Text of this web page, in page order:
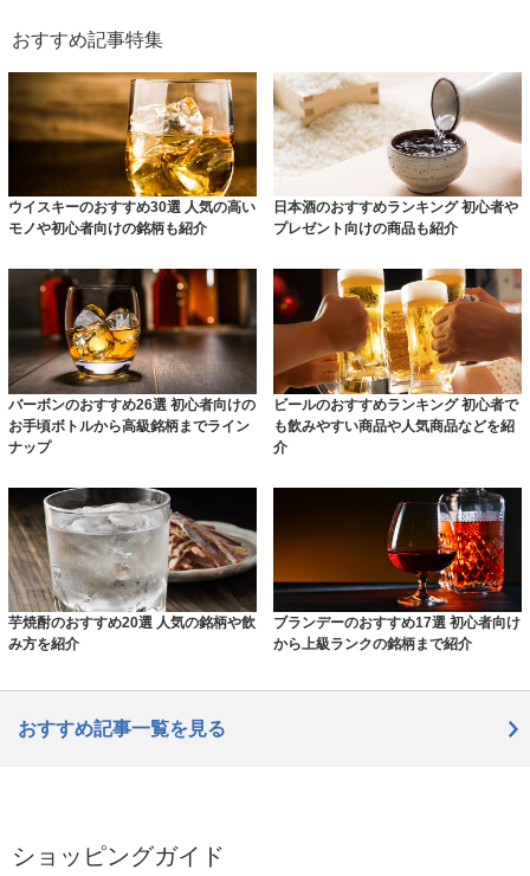
おすすめ記事特集
ウイスキーのおすすめ30選 人気の高い
モノや初心者向けの銘柄も紹介
日本酒のおすすめランキング 初心者や
プレゼント向けの商品も紹介
バーボンのおすすめ26選 初心者向けの
お手頃ボトルから高級銘柄までライン
ナップ
ビールのおすすめランキング 初心者で
も飲みやすい商品や人気商品などを紹
介
芋焼酎のおすすめ20選 人気の銘柄や飲
み方を紹介
ブランデーのおすすめ17選 初心者向け
から上級ランクの銘柄まで紹介
おすすめ記事一覧を見る
ショッピングガイド